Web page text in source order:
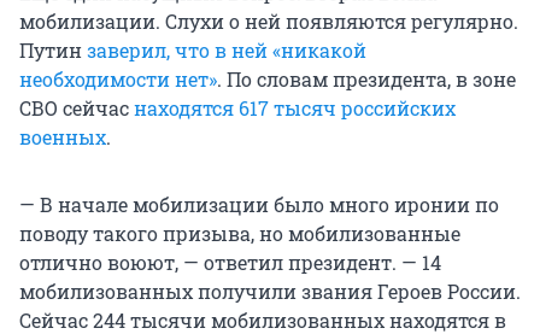
мобилизации. Слухи о ней появляются регулярно.
Путинзаверил, что в ней «никакой
необходимости нет». По словам президента, в зоне
СВО сейчаснаходятся 617 тысяч российских
военных.
— В начале мобилизации было много иронии по
поводу такого призыва, но мобилизованные
отлично воюют, — ответил президент. — 14
мобилизованных получили звания Героев России.
Сейчас 244 тысячи мобилизованных находятся в